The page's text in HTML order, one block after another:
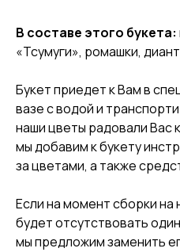
В составе этого букета:
«Тсумуги», ромашки,
Букет приедет к Вам в
вазе с водой и
наши цветы радовали Вас
мы добавим к букету
за цветами, а также
Если на момент сборки
будет отсутствовать
мы предложим заменить